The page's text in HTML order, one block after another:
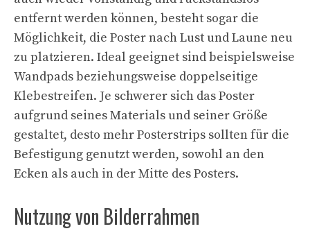
entfernt werden können, besteht sogar die
Möglichkeit, die Poster nach Lust und Laune neu
zu platzieren. Ideal geeignet sind beispielsweise
Wandpads beziehungsweise doppelseitige
Klebestreifen. Je schwerer sich das Poster
aufgrund seines Materials und seiner Größe
gestaltet, desto mehr Posterstrips sollten für die
Befestigung genutzt werden, sowohl an den
Ecken als auch in der Mitte des Posters.
Nutzung von Bilderrahmen